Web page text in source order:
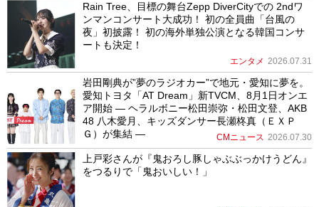
Rain Tree、目標の舞台Zepp DiverCityでの 2ndワ
ンマンコンサート大成功！ 初の全員曲「台風の
夜」初披露！ 初の海外単独公演となる韓国コンサ
ートも決定！
エンタメ 2026.07.31
岩田剛典が”夢のラジオカー”で地元・愛知に夢を。
愛知トヨタ「AT Dream」新TVCM、8月1日オンエ
ア開始 ― ヘラルボニー松田崇弥・松田文登、AKB
48 八木愛月、キッズダンサー長瀬柊真（ＥＸＰ
Ｇ）が集結 ―
CMニュース 2026.07.30
上戸彩さんが『鬼おろし豚しゃぶぶっかけうどん』
をつるりで「鬼おいしい！」